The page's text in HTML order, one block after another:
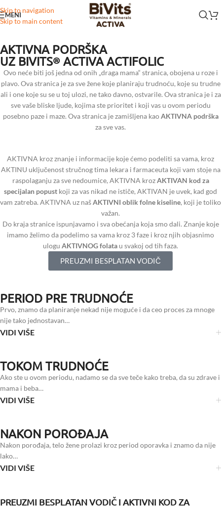
Skip to navigation
Skip to main content
MENI
AKTIVNA PODRŠKA
UZ BIVITS® ACTIVA ACTIFOLIC
Ovo neće biti još jedna od onih „draga mama“ stranica, obojena u roze i
plavo. Ova stranica je za sve žene koje planiraju trudnoću, koje su trudne
ali i one koje su se u toj ulozi, ne tako davno, ostvarile. Ova stranica je i za
sve vaše bliske ljude, kojima ste prioritet i koji vas u ovom periodu
posebno paze i maze. Ova stranica je zamišljena kaoAKTIVNA podrška
za sve vas.
AKTIVNA kroz znanje i informacije koje ćemo podeliti sa vama, kroz
AKTINU uključenost stručnog tima lekara i farmaceuta koji vam stoje na
raspolaganju za sve nedoumice, AKTIVNA krozAKTIVAN kod za
specijalan popust koji za vas nikad ne ističe, AKTIVAN je uvek, kad god
vam zatreba. AKTIVNA uz našAKTIVNI oblik folne kiseline, koji je toliko
važan.
Do kraja stranice ispunjavamo i sva obećanja koja smo dali. Znanje koje
imamo želimo da podelimo sa vama kroz 3 faze i kroz njih objasnimo
ulogu AKTIVNOG folata u svakoj od tih faza.
PREUZMI BESPLATAN VODIČ
PERIOD PRE TRUDNOĆE
Prvo, znamo da planiranje nekad nije moguće i da ceo proces za mnoge
nije tako jednostavan…
VIDI VIŠE
TOKOM TRUDNOĆE
Ako ste u ovom periodu, nadamo se da sve teče kako treba, da su zdrave i
mama i beba…
VIDI VIŠE
NAKON POROĐAJA
Nakon porođaja, telo žene prolazi kroz period oporavka i znamo da nije
lako…
VIDI VIŠE
PREUZMI BESPLATAN VODIČ I AKTIVNI KOD ZA